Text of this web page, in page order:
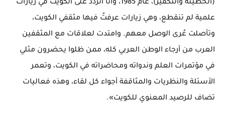
(الخطيئة والتكفير)، عام 1985، وأنا أتردَّد على الكويت في زيارات
علمية لم تنقطع، وهي زيارات عرفتُ فيها مثقفي الكويت،
وتأصلت عُرى الوصل معهم. وامتدت لعلاقات مع المثقفين
العرب من أرجاء الوطن العربي كله، ممن ظلوا يحضرون مثلي
في مؤتمرات العلم وندواته ومحاضراته في الكويت، وتعمر
الأسئلة والنظريات والمثاقفة أجواء كل لقاء، وهذه فعاليات
تضاف للرصيد المعنوي للكويت».